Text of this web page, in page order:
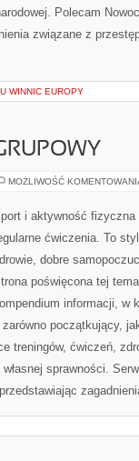
Polecam
związane z
WINNIC EUROPY
MOŻLIWOŚĆ
i aktywność
ćwiczenia. To
dobre
poświęcona tej
informacji, w
zarówno początkujący,
treningów, ćwiczeń,
sprawności.